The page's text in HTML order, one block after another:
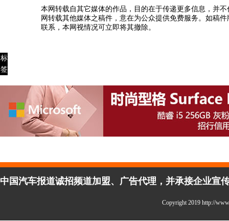
本网转载自其它媒体的作品，目的在于传递更多信息，并
网转载其他媒体之稿件，意在为公众提供免费服务。如稿
联系，本网视情况可立即将其撤除。
标
签
中国汽车报道诚招频道加盟、广告代理，并承接企业宣
Copyright 2019 http://